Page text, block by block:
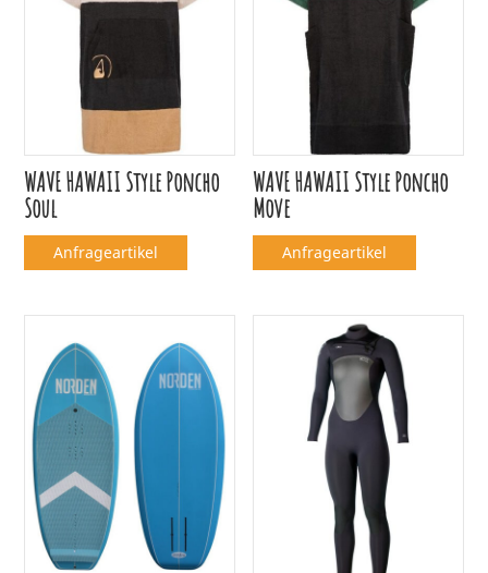
WAVE HAWAII Style Poncho
Soul
Anfrageartikel
WAVE HAWAII Style Poncho
Move
Anfrageartikel